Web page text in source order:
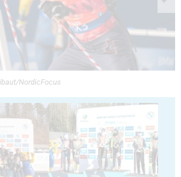
NordicFocus